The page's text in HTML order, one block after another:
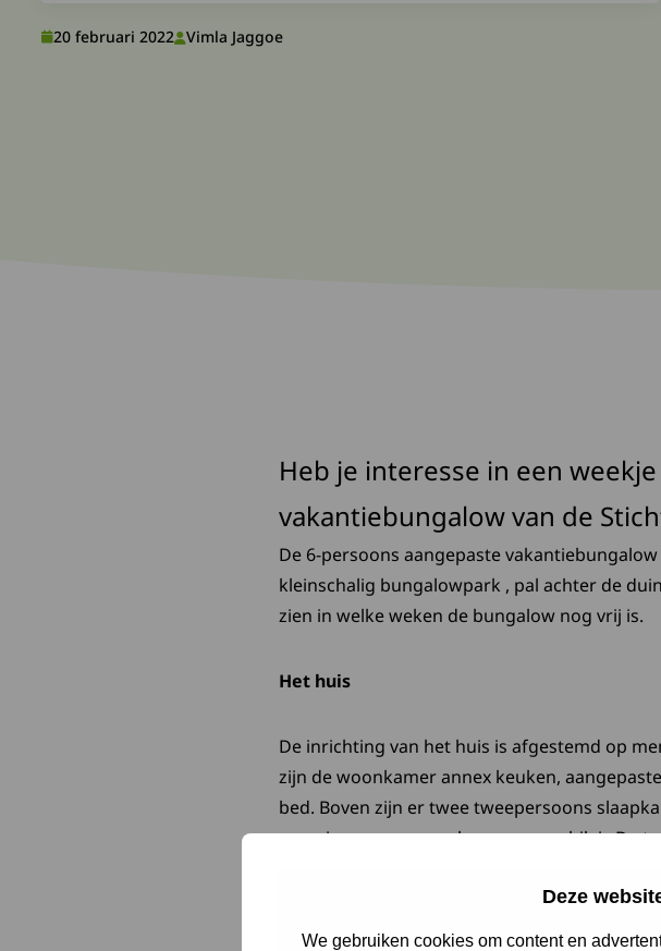
Deze
We gebruiken cookies om content en
20 februari 2022 Vimla Jaggoe
Heb je interesse in een
vakantiebungalow van de
De 6-persoons aangepaste
kleinschalig bungalowpark , pal achter de
zien in welke weken de bungalow nog vrij is.
Het huis
De inrichting van het huis is afgestemd op
zijn de woonkamer annex keuken,
bed. Boven zijn er twee tweepersoons
voorzien van zonnescherm en meubilair. De